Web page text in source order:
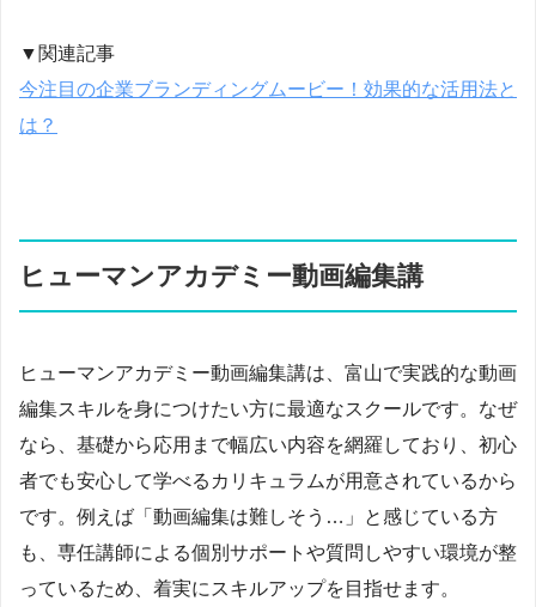
▼関連記事
今注目の企業ブランディングムービー！効果的な活用法と
は？
ヒューマンアカデミー動画編集講
ヒューマンアカデミー動画編集講は、富山で実践的な動画
編集スキルを身につけたい方に最適なスクールです。なぜ
なら、基礎から応用まで幅広い内容を網羅しており、初心
者でも安心して学べるカリキュラムが用意されているから
です。例えば「動画編集は難しそう…」と感じている方
も、専任講師による個別サポートや質問しやすい環境が整
っているため、着実にスキルアップを目指せます。